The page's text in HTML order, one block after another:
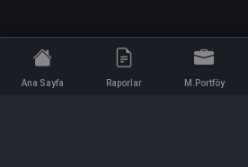
Ana Sayfa Raporlar M.Portföy